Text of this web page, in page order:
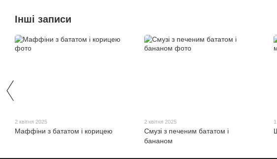
Інші записи
2 квітня 2025
Маффіни з бататом і корицею
2 квітня 2025
Смузі з печеним бататом і
бананом